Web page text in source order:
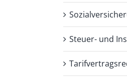
Steuer- und